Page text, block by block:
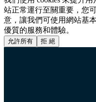
站正常運行至關重要，您
意，讓我們可使用網站基
優質的服務和體驗。
允許所有 拒 絕